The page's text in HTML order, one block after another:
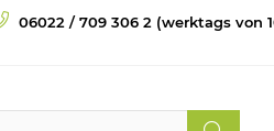
06022 / 709 306 2 (werktags von